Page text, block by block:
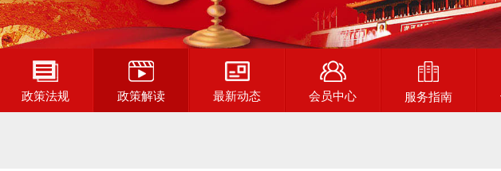
政策法规 政策解读 最新动态 会员中心 服务指南